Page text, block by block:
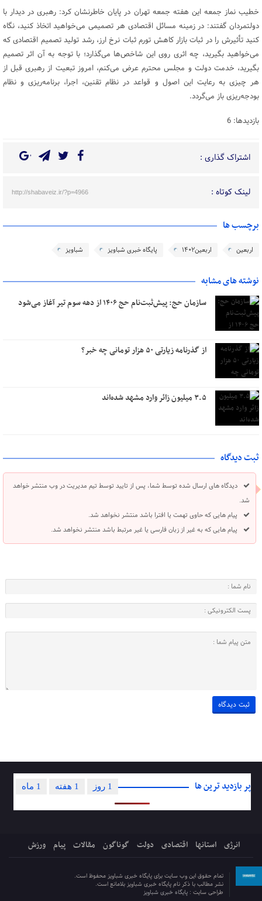
خطیب نماز جمعه این هفته جمعه تهران در پایان خاطرنشان کرد: رهبری در دیدار با
دولتمردان گفتند: در زمینه مسائل اقتصادی هر تصمیمی می‌خواهید اتخاذ کنید، نگاه
کنید تأثیرش را در ثبات بازار کاهش تورم‌ ثبات نرخ ارز، رشد تولید تصمیم اقتصادی که
می‌خواهید بگیرید، چه اثری روی این شاخص‌ها می‌گذارد؛ با توجه به آن اثر تصمیم
بگیرید، خدمت دولت و مجلس محترم عرض می‌کنم، امروز تبعیت از رهبری قبل از
هر چیزی به رعایت این اصول و قواعد در نظام تقنین، اجرا، برنامه‌ریزی و نظام
بودجه‌ریزی باز می‌گردد.
بازدیدها: 6
اشتراک گذاری :
لینک کوتاه : http://shabaveiz.ir/?p=4966
برچسب ها
اربعین اربعین۱۴٠۲ پایگاه خبری شباویز شباویز
نوشته های مشابه
سازمان حج: پیش‌ثبت‌نام حج ۱۴۰۶ از دهه سوم تیر آغاز می‌شود
از گذرنامه زیارتی ۵۰ هزار تومانی چه خبر؟
۳.۵ میلیون زائر وارد مشهد شده‌اند
ثبت دیدگاه
دیدگاه های ارسال شده توسط شما، پس از تایید توسط تیم مدیریت در وب منتشر خواهد
شد.
پیام هایی که حاوی تهمت یا افترا باشد منتشر نخواهد شد.
پیام هایی که به غیر از زبان فارسی یا غیر مرتبط باشد منتشر نخواهد شد.
پر بازدید ترین ها 1 ماه 1 هفته 1 روز
انرژی استانها اقتصادی دولت گوناگون مقالات پیام ورزش
تمام حقوق این وب سایت برای پایگاه خبری شباویز محفوظ است.
نشر مطالب با ذکر نام پایگاه خبری شباویز بلامانع است.
طراحی سایت : پایگاه خبری شباویز